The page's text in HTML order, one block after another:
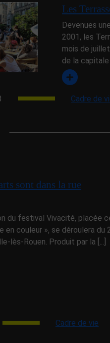
Les
Devenues
2001, les
mois de
de la capitale
Cadre de
sont dans la rue
du festival Vivacité, placée
en couleur », se déroulera du
lès-Rouen. Produit par la [...]
Cadre de vie